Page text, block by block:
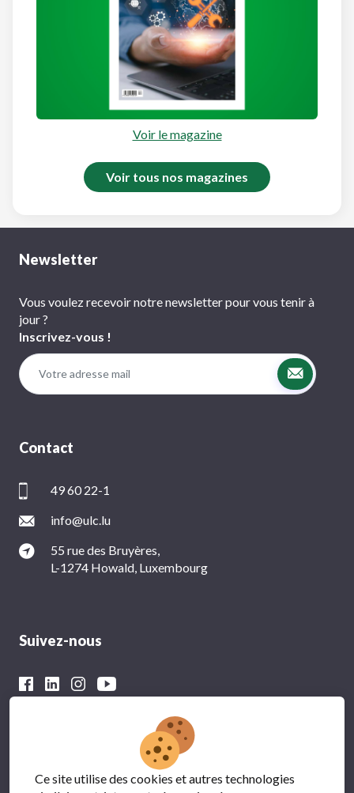
Voir le magazine
Voir tous nos magazines
Newsletter
Vous voulez recevoir notre newsletter pour vous tenir à
jour ?
Inscrivez-vous !
Contact
49 60 22-1
info@ulc.lu
55 rue des Bruyères,
L-1274 Howald, Luxembourg
Suivez-nous
Avec le soutien financier du
Ce site utilise des cookies et autres technologies